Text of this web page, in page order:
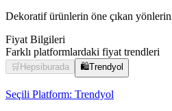
Dekoratif ürünlerin öne çıkan
Fiyat Bilgileri
Farklı platformlardaki fiyat trendleri
🛒 Hepsiburada 🛍️Trendyol
Seçili Platform: Trendyol